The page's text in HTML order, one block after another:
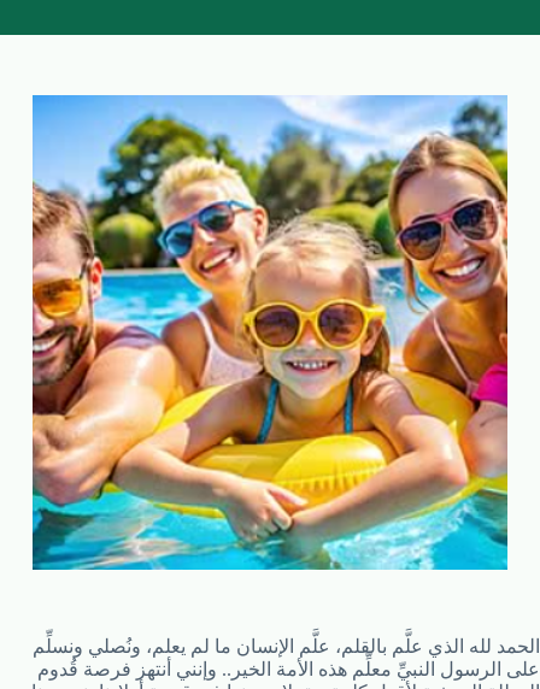
الحمد لله الذي علَّم بالقلم، علَّم الإنسان ما لم يعلم، ونُصلي ونسلِّم
على الرسول النبيِّ معلِّم هذه الأمة الخير.. وإنني أنتهز فرصة قُدوم